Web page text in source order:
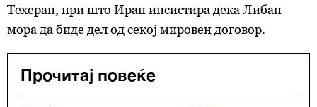
Техеран, при што Иран инсистира дека Либан
мора да биде дел од секој мировен договор.
Прочитај повеќе